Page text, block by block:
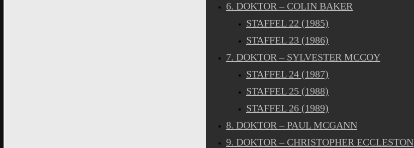
6. DOKTOR – COLIN BAKER
STAFFEL 22 (1985)
STAFFEL 23 (1986)
7. DOKTOR – SYLVESTER MCCOY
STAFFEL 24 (1987)
STAFFEL 25 (1988)
STAFFEL 26 (1989)
8. DOKTOR – PAUL MCGANN
9. DOKTOR – CHRISTOPHER ECCLESTON